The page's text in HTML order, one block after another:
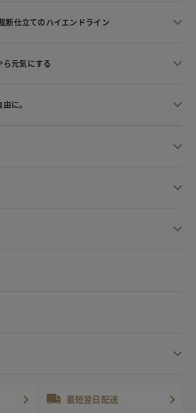
断仕立てのハイエンドライン
ら元気にする
由に。
最短翌日配送